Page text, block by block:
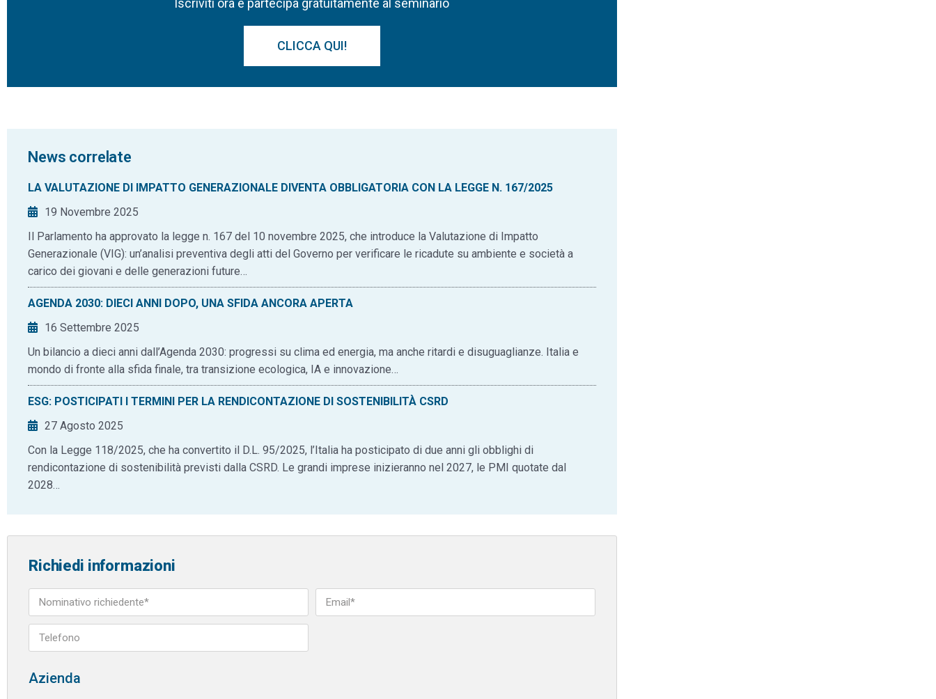
Iscriviti ora e partecipa gratuitamente al seminario
CLICCA QUI!
News correlate
LA VALUTAZIONE DI IMPATTO GENERAZIONALE DIVENTA OBBLIGATORIA CON LA LEGGE N. 167/2025
19 Novembre 2025
Il Parlamento ha approvato la legge n. 167 del 10 novembre 2025, che introduce la Valutazione di Impatto
Generazionale (VIG): un’analisi preventiva degli atti del Governo per verificare le ricadute su ambiente e società a
carico dei giovani e delle generazioni future…
AGENDA 2030: DIECI ANNI DOPO, UNA SFIDA ANCORA APERTA
16 Settembre 2025
Un bilancio a dieci anni dall’Agenda 2030: progressi su clima ed energia, ma anche ritardi e disuguaglianze. Italia e
mondo di fronte alla sfida finale, tra transizione ecologica, IA e innovazione…
ESG: POSTICIPATI I TERMINI PER LA RENDICONTAZIONE DI SOSTENIBILITÀ CSRD
27 Agosto 2025
Con la Legge 118/2025, che ha convertito il D.L. 95/2025, l’Italia ha posticipato di due anni gli obblighi di
rendicontazione di sostenibilità previsti dalla CSRD. Le grandi imprese inizieranno nel 2027, le PMI quotate dal
2028…
Richiedi informazioni
Azienda